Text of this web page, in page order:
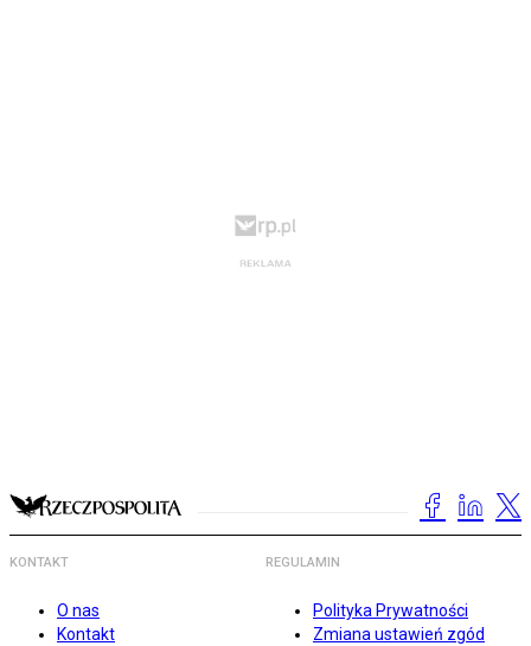
KONTAKT
O nas
Kontakt
REGULAMIN
Polityka Prywatności
Zmiana ustawień zgód